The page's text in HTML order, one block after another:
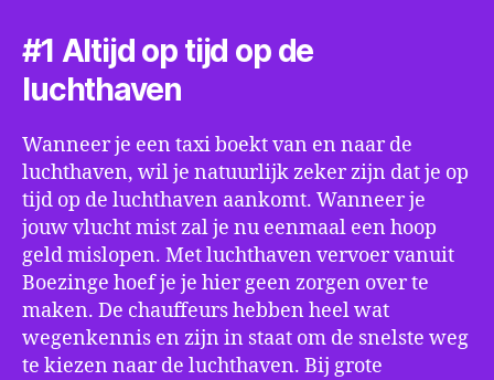
#1 Altijd op tijd op de
luchthaven
Wanneer je een taxi boekt van en naar de
luchthaven, wil je natuurlijk zeker zijn dat je op
tijd op de luchthaven aankomt. Wanneer je
jouw vlucht mist zal je nu eenmaal een hoop
geld mislopen. Met luchthaven vervoer vanuit
Boezinge hoef je je hier geen zorgen over te
maken. De chauffeurs hebben heel wat
wegenkennis en zijn in staat om de snelste weg
te kiezen naar de luchthaven. Bij grote